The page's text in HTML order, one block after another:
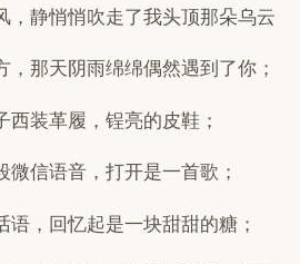
，静悄悄吹走了我头顶那朵乌云
，那天阴雨绵绵偶然遇到了你；
装革履，锃亮的皮鞋；
微信语音，打开是一首歌；
语，回忆起是一块甜甜的糖；